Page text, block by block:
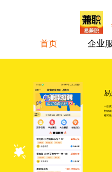
首页 企业
一款真
想做兼
规可靠